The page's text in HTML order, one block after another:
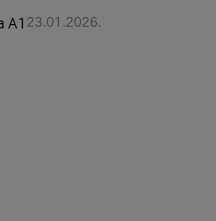
A1 23.01.2026.